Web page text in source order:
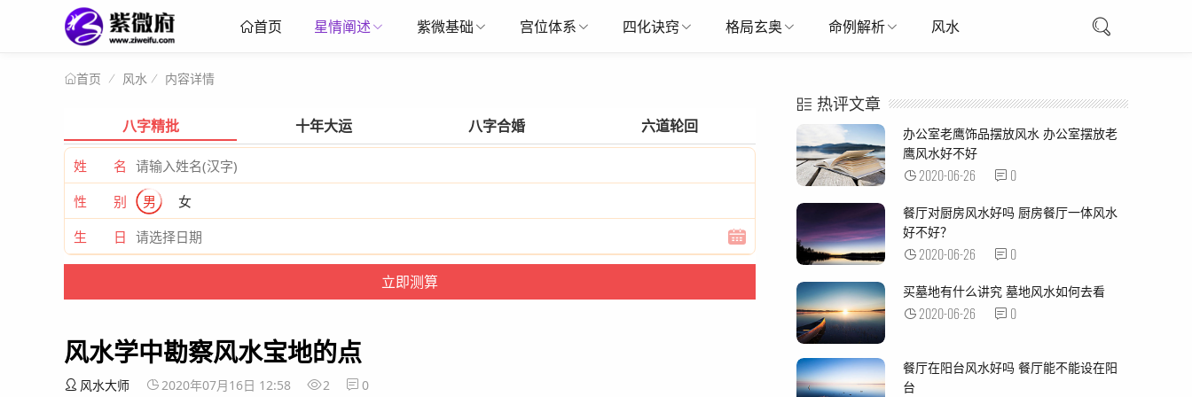
首页 星情阐述 紫微基础 宫位体系 四化诀窍 格局玄奥 命例解析 风水
首页 风水 内容详情
八字精批 十年大运 八字合婚 六道轮回
姓 名
性 别
男
女
生 日
风水学中勘察风水宝地的点
风水大师 2020年07月16日 12:58 2 0
热评文章
办公室老鹰饰品摆放风水 办公室摆放老
鹰风水好不好
2020-06-26 0
餐厅对厨房风水好吗 厨房餐厅一体风水
好不好？
2020-06-26 0
买墓地有什么讲究 墓地风水如何去看
2020-06-26 0
餐厅在阳台风水好吗 餐厅能不能设在阳
台